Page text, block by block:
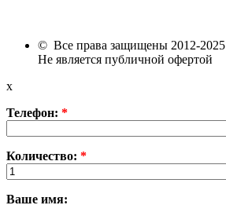
© Все права защищены 2012-2025
Не является публичной офертой
x
Телефон: *
Количество: *
Ваше имя: